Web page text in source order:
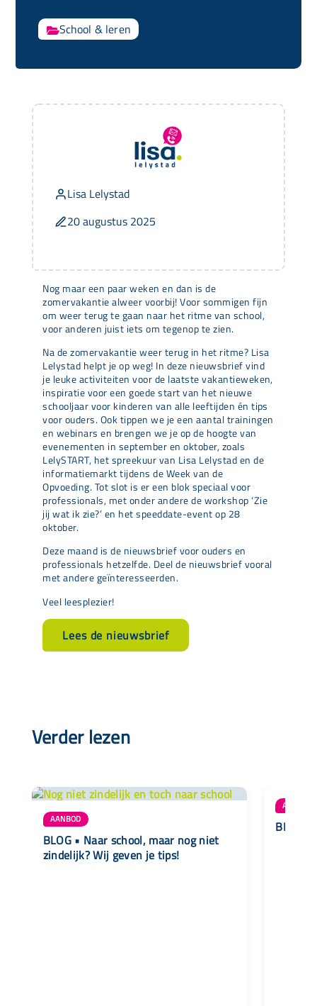
School & leren
Nog maar een paar weken en dan is de
zomervakantie alweer voorbij! Voor sommigen fijn
om weer terug te gaan naar het ritme van school,
voor anderen juist iets om tegenop te zien.
Na de zomervakantie weer terug in het ritme? Lisa
Lelystad helpt je op weg! In deze nieuwsbrief vind
je leuke activiteiten voor de laatste vakantieweken,
inspiratie voor een goede start van het nieuwe
schooljaar voor kinderen van alle leeftijden én tips
voor ouders. Ook tippen we je een aantal trainingen
en webinars en brengen we je op de hoogte van
evenementen in september en oktober, zoals
LelySTART, het spreekuur van Lisa Lelystad en de
informatiemarkt tijdens de Week van de
Opvoeding. Tot slot is er een blok speciaal voor
professionals, met onder andere de workshop ‘Zie
jij wat ik zie?’ en het speeddate-event op 28
oktober.
Deze maand is de nieuwsbrief voor ouders en
professionals hetzelfde. Deel de nieuwsbrief vooral
met andere geïnteresseerden.
Veel leesplezier!
Lees de nieuwsbrief
Lisa Lelystad
20 augustus 2025
Verder lezen
AANBOD
BLOG • Naar school, maar nog niet
zindelijk? Wij geven je tips!
AANBOD
BLOG